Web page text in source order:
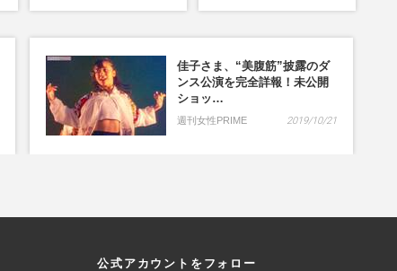
佳子さま、“美腹筋”披露のダ
ンス公演を完全詳報！未公開
ショッ…
週刊女性PRIME 2019/10/21
公式アカウントをフォロー